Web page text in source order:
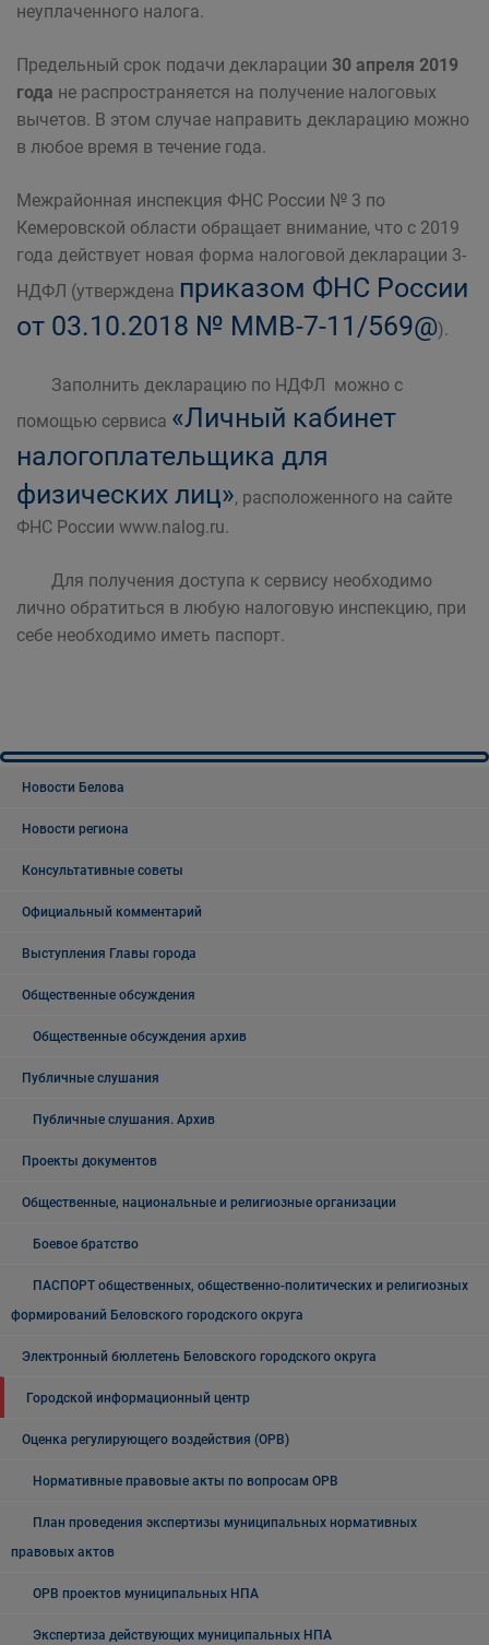
неуплаченного налога.
Предельный срок подачи декларации 30 апреля 2019
года не распространяется на получение налоговых
вычетов. В этом случае направить декларацию можно
в любое время в течение года.
Межрайонная инспекция ФНС России № 3 по
Кемеровской области обращает внимание, что с 2019
года действует новая форма налоговой декларации 3-
НДФЛ (утверждена приказом ФНС России
от 03.10.2018 № ММВ-7-11/569@).
Заполнить декларацию по НДФЛ можно с
помощью сервиса «Личный кабинет
налогоплательщика для
физических лиц», расположенного на сайте
ФНС России www.nalog.ru.
Для получения доступа к сервису необходимо
лично обратиться в любую налоговую инспекцию, при
себе необходимо иметь паспорт.
Новости Белова
Новости региона
Консультативные советы
Официальный комментарий
Выступления Главы города
Общественные обсуждения
Общественные обсуждения архив
Публичные слушания
Публичные слушания. Архив
Проекты документов
Общественные, национальные и религиозные организации
Боевое братство
ПАСПОРТ общественных, общественно-политических и религиозных
формирований Беловского городского округа
Электронный бюллетень Беловского городского округа
Городской информационный центр
Оценка регулирующего воздействия (ОРВ)
Нормативные правовые акты по вопросам ОРВ
План проведения экспертизы муниципальных нормативных
правовых актов
ОРВ проектов муниципальных НПА
Экспертиза действующих муниципальных НПА